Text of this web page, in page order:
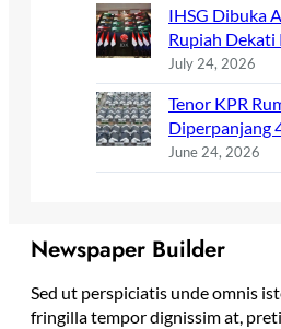
IHSG Dibuka
Rupiah Dekati
July 24, 2026
Tenor KPR
Diperpanjang
June 24, 2026
Newspaper Builder
Sed ut perspiciatis unde omnis
fringilla tempor dignissim at,